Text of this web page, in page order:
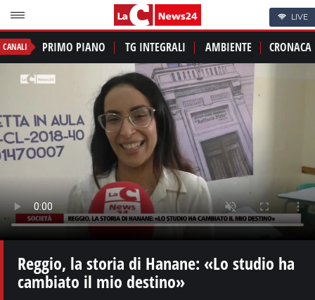
LIVE
CANALI PRIMO PIANO TG INTEGRALI AMBIENTE CRONACA
Reggio, la storia di Hanane: «Lo studio ha
cambiato il mio destino»